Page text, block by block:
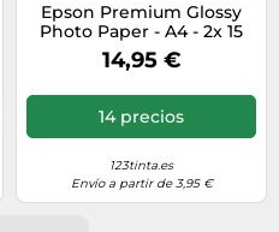
Epson Premium Glossy
Photo Paper - A4 - 2x 15
Hojas
14,95 €
14 precios
123tinta.es
Envío a partir de 3,95 €